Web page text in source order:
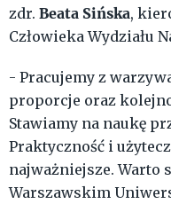
zdr. Beata Sińska,
Człowieka Wydziału
- Pracujemy z
proporcje oraz
Stawiamy na naukę
Praktyczność i
najważniejsze. Warto
Warszawskim